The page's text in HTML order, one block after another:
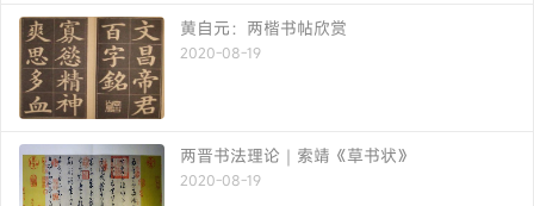
黄自元：两楷书帖欣赏
2020-08-19
两晋书法理论｜索靖《草书状》
2020-08-19